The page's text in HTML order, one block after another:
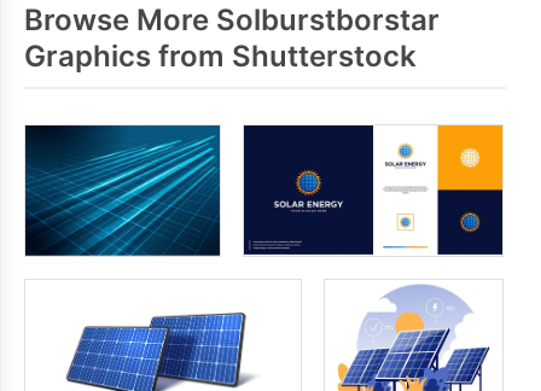
Browse More Solburstborstar
Graphics from Shutterstock